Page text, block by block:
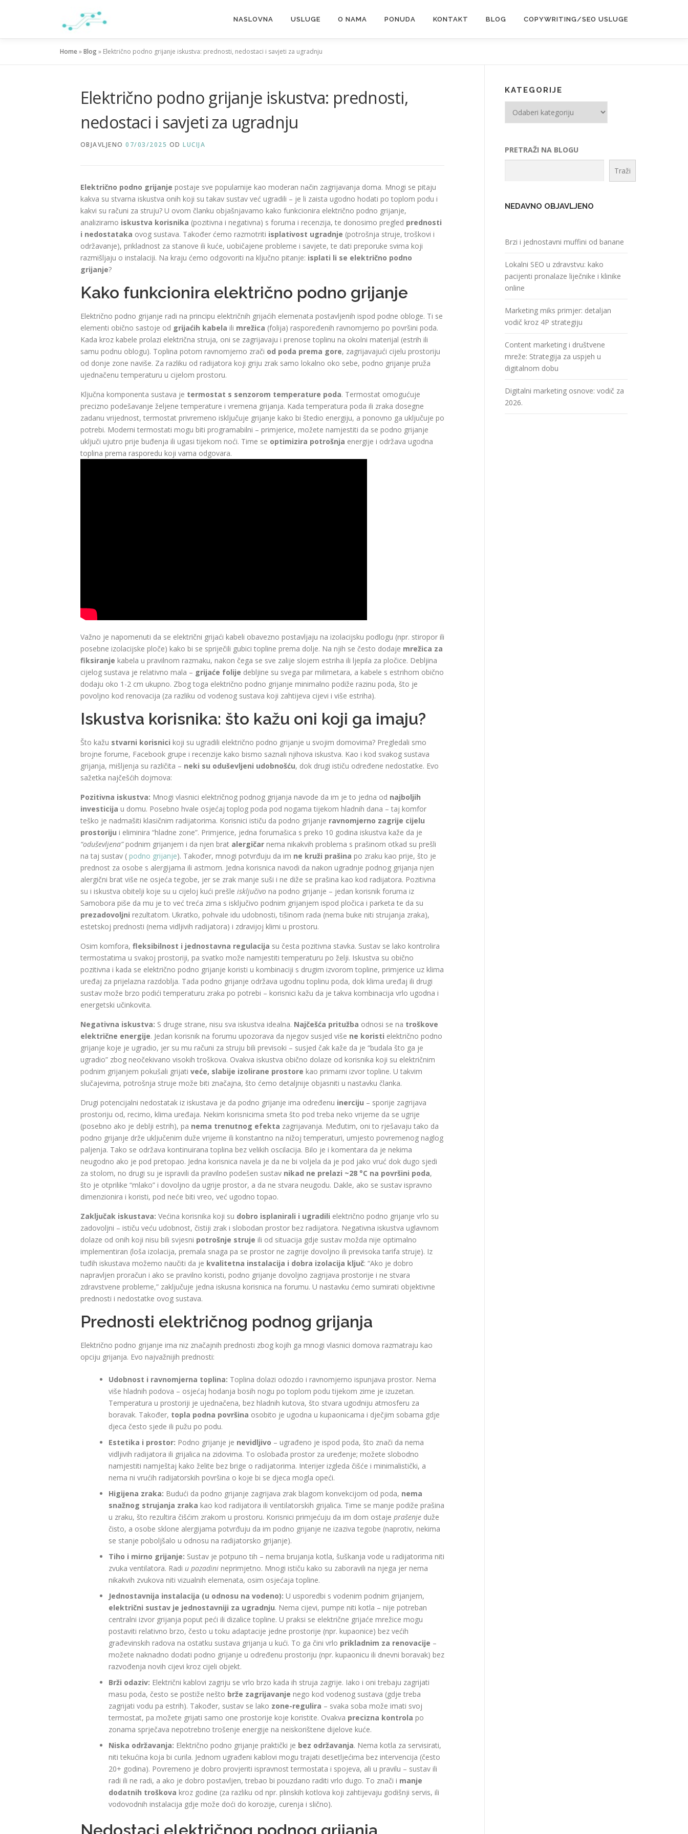
NASLOVNA USLUGE O NAMA PONUDA KONTAKT BLOG COPYWRITING/SEO USLUGE
Home»Blog» Električno podno grijanje iskustva: prednosti, nedostaci i savjeti za ugradnju
Električno podno grijanje iskustva: prednosti,
nedostaci i savjeti za ugradnju
OBJAVLJENO 07/03/2025 OD LUCIJA
Električno podno grijanje postaje sve popularnije kao moderan način zagrijavanja doma. Mnogi se pitaju
kakva su stvarna iskustva onih koji su takav sustav već ugradili – je li zaista ugodno hodati po toplom podu i
kakvi su računi za struju? U ovom članku objašnjavamo kako funkcionira električno podno grijanje,
analiziramo iskustva korisnika (pozitivna i negativna) s foruma i recenzija, te donosimo pregled prednosti
i nedostataka ovog sustava. Također ćemo razmotriti isplativost ugradnje (potrošnja struje, troškovi i
održavanje), prikladnost za stanove ili kuće, uobičajene probleme i savjete, te dati preporuke svima koji
razmišljaju o instalaciji. Na kraju ćemo odgovoriti na ključno pitanje: isplati li se električno podno
grijanje?
Kako funkcionira električno podno grijanje
Električno podno grijanje radi na principu električnih grijaćih elemenata postavljenih ispod podne obloge. Ti se
elementi obično sastoje od grijaćih kabela ili mrežica (folija) raspoređenih ravnomjerno po površini poda.
Kada kroz kabele prolazi električna struja, oni se zagrijavaju i prenose toplinu na okolni materijal (estrih ili
samu podnu oblogu). Toplina potom ravnomjerno zrači od poda prema gore, zagrijavajući cijelu prostoriju
od donje zone naviše. Za razliku od radijatora koji griju zrak samo lokalno oko sebe, podno grijanje pruža
ujednačenu temperaturu u cijelom prostoru.
Ključna komponenta sustava je termostat s senzorom temperature poda. Termostat omogućuje
precizno podešavanje željene temperature i vremena grijanja. Kada temperatura poda ili zraka dosegne
zadanu vrijednost, termostat privremeno isključuje grijanje kako bi štedio energiju, a ponovno ga uključuje po
potrebi. Moderni termostati mogu biti programabilni – primjerice, možete namjestiti da se podno grijanje
uključi ujutro prije buđenja ili ugasi tijekom noći. Time se optimizira potrošnja energije i održava ugodna
toplina prema rasporedu koji vama odgovara.
Važno je napomenuti da se električni grijaći kabeli obavezno postavljaju na izolacijsku podlogu (npr. stiropor ili
posebne izolacijske ploče) kako bi se spriječili gubici topline prema dolje. Na njih se često dodaje mrežica za
fiksiranje kabela u pravilnom razmaku, nakon čega se sve zalije slojem estriha ili ljepila za pločice. Debljina
cijelog sustava je relativno mala – grijaće folije debljine su svega par milimetara, a kabele s estrihom obično
dodaju oko 1-2 cm ukupno. Zbog toga električno podno grijanje minimalno podiže razinu poda, što je
povoljno kod renovacija (za razliku od vodenog sustava koji zahtijeva cijevi i više estriha).
Iskustva korisnika: što kažu oni koji ga imaju?
Što kažu stvarni korisnici koji su ugradili električno podno grijanje u svojim domovima? Pregledali smo
brojne forume, Facebook grupe i recenzije kako bismo saznali njihova iskustva. Kao i kod svakog sustava
grijanja, mišljenja su različita – neki su oduševljeni udobnošću, dok drugi ističu određene nedostatke. Evo
sažetka najčešćih dojmova:
Pozitivna iskustva: Mnogi vlasnici električnog podnog grijanja navode da im je to jedna od najboljih
investicija u domu. Posebno hvale osjećaj toplog poda pod nogama tijekom hladnih dana – taj komfor
teško je nadmašiti klasičnim radijatorima. Korisnici ističu da podno grijanje ravnomjerno zagrije cijelu
prostoriju i eliminira “hladne zone”. Primjerice, jedna forumašica s preko 10 godina iskustva kaže da je
“oduševljena”podnim grijanjem i da njen brat alergičarnema nikakvih problema s prašinom otkad su prešli
na taj sustav (podno grijanje). Također, mnogi potvrđuju da im ne kruži prašina po zraku kao prije, što je
prednost za osobe s alergijama ili astmom. Jedna korisnica navodi da nakon ugradnje podnog grijanja njen
alergični brat više ne osjeća tegobe, jer se zrak manje suši i ne diže se prašina kao kod radijatora. Pozitivna
su i iskustva obitelji koje su u cijeloj kući prešle isključivo na podno grijanje – jedan korisnik foruma iz
Samobora piše da mu je to već treća zima s isključivo podnim grijanjem ispod pločica i parketa te da su
prezadovoljni rezultatom. Ukratko, pohvale idu udobnosti, tišinom rada (nema buke niti strujanja zraka),
estetskoj prednosti (nema vidljivih radijatora) i zdravijoj klimi u prostoru.
Osim komfora, fleksibilnost i jednostavna regulacija su česta pozitivna stavka. Sustav se lako kontrolira
termostatima u svakoj prostoriji, pa svatko može namjestiti temperaturu po želji. Iskustva su obično
pozitivna i kada se električno podno grijanje koristi u kombinaciji s drugim izvorom topline, primjerice uz klima
uređaj za prijelazna razdoblja. Tada podno grijanje održava ugodnu toplinu poda, dok klima uređaj ili drugi
sustav može brzo podići temperaturu zraka po potrebi – korisnici kažu da je takva kombinacija vrlo ugodna i
energetski učinkovita.
Negativna iskustva: S druge strane, nisu sva iskustva idealna. Najčešća pritužba odnosi se na troškove
električne energije. Jedan korisnik na forumu upozorava da njegov susjed više ne koristi električno podno
grijanje koje je ugradio, jer su mu računi za struju bili previsoki – susjed čak kaže da je “budala što ga je
ugradio” zbog neočekivano visokih troškova. Ovakva iskustva obično dolaze od korisnika koji su električnim
podnim grijanjem pokušali grijati veće, slabije izolirane prostore kao primarni izvor topline. U takvim
slučajevima, potrošnja struje može biti značajna, što ćemo detaljnije objasniti u nastavku članka.
Drugi potencijalni nedostatak iz iskustava je da podno grijanje ima određenu inerciju – sporije zagrijava
prostoriju od, recimo, klima uređaja. Nekim korisnicima smeta što pod treba neko vrijeme da se ugrije
(posebno ako je deblji estrih), pa nema trenutnog efekta zagrijavanja. Međutim, oni to rješavaju tako da
podno grijanje drže uključenim duže vrijeme ili konstantno na nižoj temperaturi, umjesto povremenog naglog
paljenja. Tako se održava kontinuirana toplina bez velikih oscilacija. Bilo je i komentara da je nekima
neugodno ako je pod pretopao. Jedna korisnica navela je da ne bi voljela da je pod jako vruć dok dugo sjedi
za stolom, no drugi su je ispravili da pravilno podešen sustav nikad ne prelazi ~28 °C na površini poda,
što je otprilike “mlako” i dovoljno da ugrije prostor, a da ne stvara neugodu. Dakle, ako se sustav ispravno
dimenzionira i koristi, pod neće biti vreo, već ugodno topao.
Zaključak iskustava: Većina korisnika koji su dobro isplanirali i ugradili električno podno grijanje vrlo su
zadovoljni – ističu veću udobnost, čistiji zrak i slobodan prostor bez radijatora. Negativna iskustva uglavnom
dolaze od onih koji nisu bili svjesni potrošnje struje ili od situacija gdje sustav možda nije optimalno
implementiran (loša izolacija, premala snaga pa se prostor ne zagrije dovoljno ili previsoka tarifa struje). Iz
tuđih iskustava možemo naučiti da je kvalitetna instalacija i dobra izolacija ključ: “Ako je dobro
napravljen proračun i ako se pravilno koristi, podno grijanje dovoljno zagrijava prostorije i ne stvara
zdravstvene probleme,” zaključuje jedna iskusna korisnica na forumu. U nastavku ćemo sumirati objektivne
prednosti i nedostatke ovog sustava.
Prednosti električnog podnog grijanja
Električno podno grijanje ima niz značajnih prednosti zbog kojih ga mnogi vlasnici domova razmatraju kao
opciju grijanja. Evo najvažnijih prednosti:
Udobnost i ravnomjerna toplina: Toplina dolazi odozdo i ravnomjerno ispunjava prostor. Nema
više hladnih podova – osjećaj hodanja bosih nogu po toplom podu tijekom zime je izuzetan.
Temperatura u prostoriji je ujednačena, bez hladnih kutova, što stvara ugodniju atmosferu za
boravak. Također, topla podna površina osobito je ugodna u kupaonicama i dječjim sobama gdje
djeca često sjede ili pužu po podu.
Estetika i prostor: Podno grijanje je nevidljivo – ugrađeno je ispod poda, što znači da nema
vidljivih radijatora ili grijalica na zidovima. To oslobađa prostor za uređenje; možete slobodno
namjestiti namještaj kako želite bez brige o radijatorima. Interijer izgleda čišće i minimalistički, a
nema ni vrućih radijatorskih površina o koje bi se djeca mogla opeći.
Higijena zraka: Budući da podno grijanje zagrijava zrak blagom konvekcijom od poda, nema
snažnog strujanja zraka kao kod radijatora ili ventilatorskih grijalica. Time se manje podiže prašina
u zraku, što rezultira čišćim zrakom u prostoru. Korisnici primjećuju da im dom ostaje prašenjeduže
čisto, a osobe sklone alergijama potvrđuju da im podno grijanje ne izaziva tegobe (naprotiv, nekima
se stanje poboljšalo u odnosu na radijatorsko grijanje).
Tiho i mirno grijanje: Sustav je potpuno tih – nema brujanja kotla, šuškanja vode u radijatorima niti
zvuka ventilatora. Radi u pozadinineprimjetno. Mnogi ističu kako su zaboravili na njega jer nema
nikakvih zvukova niti vizualnih elemenata, osim osjećaja topline.
Jednostavnija instalacija (u odnosu na vodeno): U usporedbi s vodenim podnim grijanjem,
električni sustav je jednostavniji za ugradnju. Nema cijevi, pumpe niti kotla – nije potreban
centralni izvor grijanja poput peći ili dizalice topline. U praksi se električne grijaće mrežice mogu
postaviti relativno brzo, često u toku adaptacije jedne prostorije (npr. kupaonice) bez većih
građevinskih radova na ostatku sustava grijanja u kući. To ga čini vrlo prikladnim za renovacije –
možete naknadno dodati podno grijanje u određenu prostoriju (npr. kupaonicu ili dnevni boravak) bez
razvođenja novih cijevi kroz cijeli objekt.
Brži odaziv: Električni kablovi zagriju se vrlo brzo kada ih struja zagrije. Iako i oni trebaju zagrijati
masu poda, često se postiže nešto brže zagrijavanje nego kod vodenog sustava (gdje treba
zagrijati vodu pa estrih). Također, sustav se lako zone-regulira – svaka soba može imati svoj
termostat, pa možete grijati samo one prostorije koje koristite. Ovakva precizna kontrola po
zonama sprječava nepotrebno trošenje energije na neiskorištene dijelove kuće.
Niska održavanja: Električno podno grijanje praktički je bez održavanja. Nema kotla za servisirati,
niti tekućina koja bi curila. Jednom ugrađeni kablovi mogu trajati desetljećima bez intervencija (često
20+ godina). Povremeno je dobro provjeriti ispravnost termostata i spojeva, ali u pravilu – sustav ili
radi ili ne radi, a ako je dobro postavljen, trebao bi pouzdano raditi vrlo dugo. To znači i manje
dodatnih troškova kroz godine (za razliku od npr. plinskih kotlova koji zahtijevaju godišnji servis, ili
vodovodnih instalacija gdje može doći do korozije, curenja i slično).
Nedostaci električnog podnog grijanja
KATEGORIJE
PRETRAŽI NA BLOGU
Traži
NEDAVNO OBJAVLJENO
Brzi i jednostavni muffini od banane
Lokalni SEO u zdravstvu: kako
pacijenti pronalaze liječnike i klinike
online
Marketing miks primjer: detaljan
vodič kroz 4P strategiju
Content marketing i društvene
mreže: Strategija za uspjeh u
digitalnom dobu
Digitalni marketing osnove: vodič za
2026.